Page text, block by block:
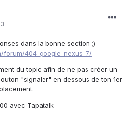
dans la bonne section ;)
forum/404-google-nexus-7/
du topic afin de ne pas créer un
"signaler" en dessous de ton 1er
avec Tapatalk